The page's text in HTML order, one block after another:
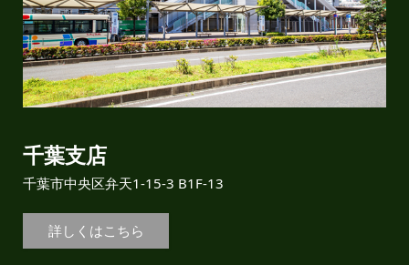
千葉支店
千葉市中央区弁天1-15-3 B1F-13
詳しくはこちら